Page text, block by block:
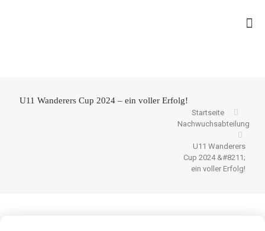
U11 Wanderers Cup 2024 – ein voller Erfolg!
Startseite
Nachwuchsabteilung
U11 Wanderers
Cup 2024 &#8211;
ein voller Erfolg!